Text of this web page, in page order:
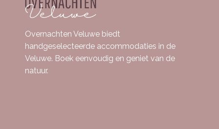
Overnachten Veluwe biedt
handgeselecteerde accommodaties in de
Veluwe. Boek eenvoudig en geniet van de
natuur.